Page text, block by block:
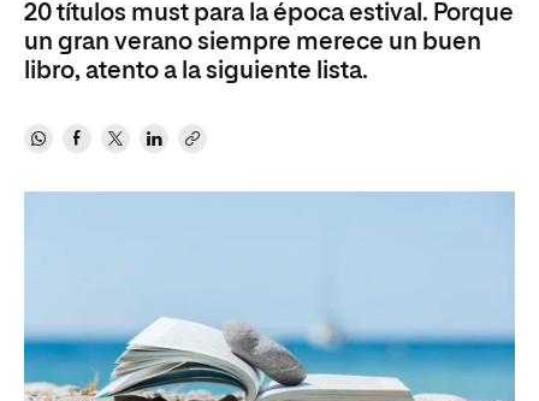
20 títulos must para la época estival. Porque
un gran verano siempre merece un buen
libro, atento a la siguiente lista.